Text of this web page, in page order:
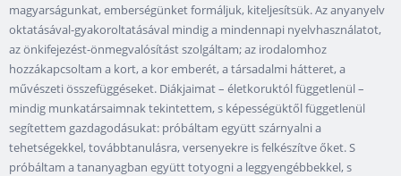
magyarságunkat, emberségünket formáljuk, kiteljesítsük. Az anyanyelv
oktatásával-gyakoroltatásával mindig a mindennapi nyelvhasználatot,
az önkifejezést-önmegvalósítást szolgáltam; az irodalomhoz
hozzákapcsoltam a kort, a kor emberét, a társadalmi hátteret, a
művészeti összefüggéseket. Diákjaimat – életkoruktól függetlenül –
mindig munkatársaimnak tekintettem, s képességüktől függetlenül
segítettem gazdagodásukat: próbáltam együtt szárnyalni a
tehetségekkel, továbbtanulásra, versenyekre is felkészítve őket. S
próbáltam a tananyagban együtt totyogni a leggyengébbekkel, s